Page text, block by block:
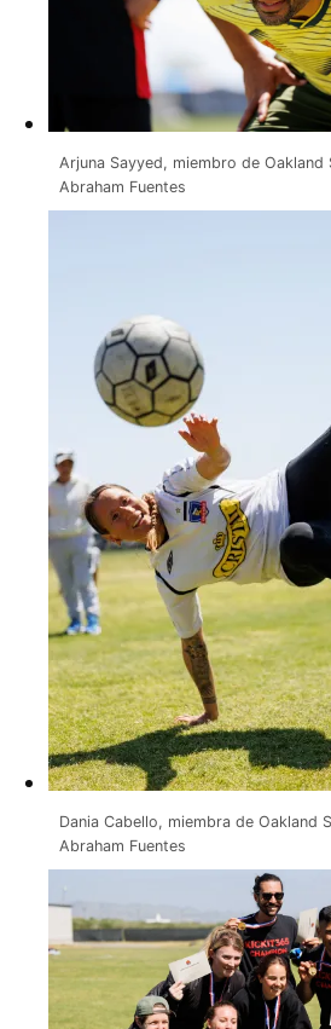
Arjuna Sayyed, miembro de
Abraham Fuentes
Dania Cabello, miembra de Oakland
Abraham Fuentes